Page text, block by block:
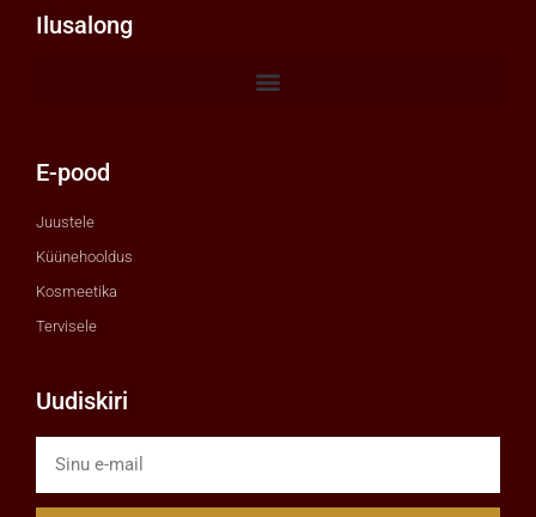
Ilusalong
E-pood
Juustele
Küünehooldus
Kosmeetika
Tervisele
Uudiskiri